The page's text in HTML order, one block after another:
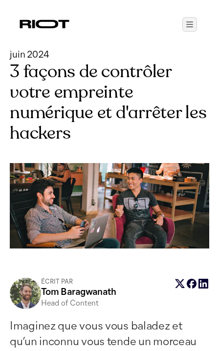
juin 2024
3 façons de contrôler
votre empreinte
numérique et d'arrêter les
hackers
ÉCRIT PAR
Tom Baragwanath
Head of Content
Imaginez que vous vous baladez et
qu’un inconnu vous tende un morceau